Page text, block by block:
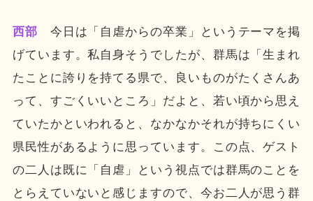
西部 今日は「自虐からの卒業」というテーマを掲
げています。私自身そうでしたが、群馬は「生まれ
たことに誇りを持てる県で、良いものがたくさんあ
って、すごくいいところ」だよと、若い頃から思え
ていたかといわれると、なかなかそれが持ちにくい
県民性があるように思っています。この点、ゲスト
の二人は既に「自虐」という視点では群馬のことを
とらえていないと感じますので、今お二人が思う群